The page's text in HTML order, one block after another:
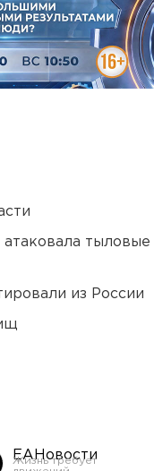
тыловые
из России
ЕАНовости